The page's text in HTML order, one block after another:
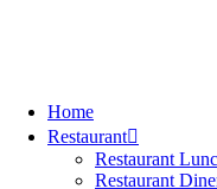
Home
Restaurant
Restaurant
Restaurant